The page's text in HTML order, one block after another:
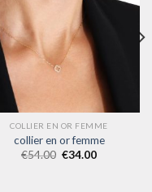
COLLIER EN OR FEMME
collier en or femme
€54.00 €34.00